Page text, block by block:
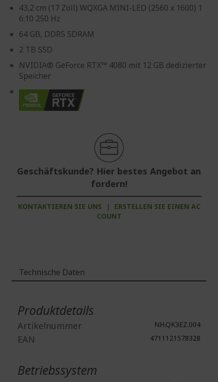
43,2 cm (17 Zoll) WQXGA MINI-LED (2560 x 1600) 1
6:10 250 Hz
64 GB, DDR5 SDRAM
2 TB SSD
NVIDIA® GeForce RTX™ 4080 mit 12 GB dedizierter
Speicher
Geschäftskunde? Hier bestes Angebot an
fordern!
KONTAKTIEREN SIE UNS |
ERSTELLEN SIE EINEN AC
COUNT
Technische Daten
Produktdetails
Artikelnummer NH.QK3EZ.004
EAN 4711121578328
Betriebssystem